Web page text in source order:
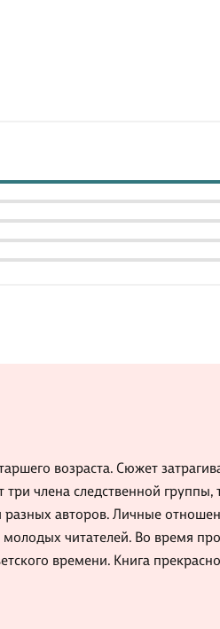
возраста. Сюжет
члена следственной
разных авторов. Личные
читателей. Во время
времени. Книга